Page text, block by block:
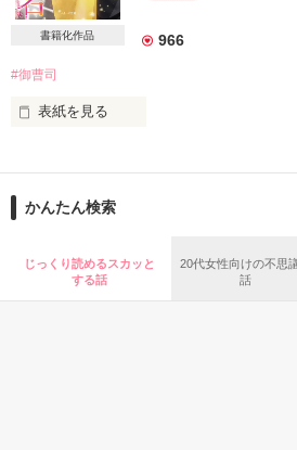
中学時代の同級生だった彼と
利害が一致して始めた契約結婚は
一緒に暮らしていても
最初で最後の誘いに身を委ねたら
彼はまさかの…！？
私は彼の秘密を知ってしまい…
「君には一生僕についてきてもらう」
離婚までカウントダウンだったのに
書籍化作品 966
#御曹司
表紙を見る
風間コーポレーションに務めるOL、22
風間   恭一（カザマ キョウイチ）
金持ちは苦手だし、彼のことも
かんたん検索
じっくり読めるスカッと
する話
20代女性向けの不思
話